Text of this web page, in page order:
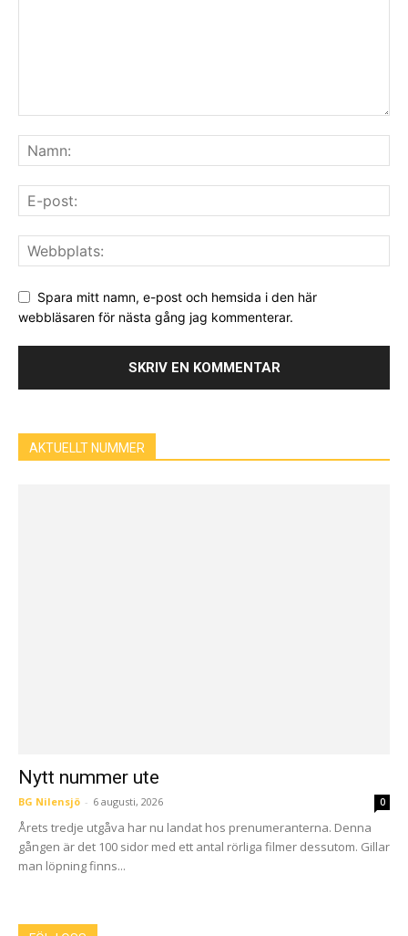
Spara mitt namn, e-post och hemsida i den här
webbläsaren för nästa gång jag kommenterar.
AKTUELLT NUMMER
Nytt nummer ute
BG Nilensjö - 6 augusti, 2026 0
Årets tredje utgåva har nu landat hos prenumeranterna. Denna
gången är det 100 sidor med ett antal rörliga filmer dessutom. Gillar
man löpning finns...